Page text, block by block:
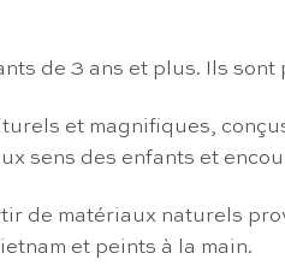
de 3 ans et plus. Ils
et magnifiques,
sens des enfants et
de matériaux naturels
et peints à la main.